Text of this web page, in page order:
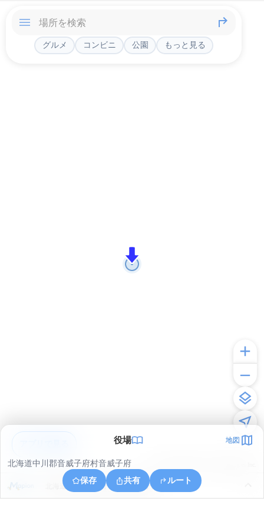
グルメ コンビニ 公園 もっと見る
役場 地図
北海道中川郡音威子府村音威子府
保存
共有 ルート
北海道中川郡音威子府村字音威子府